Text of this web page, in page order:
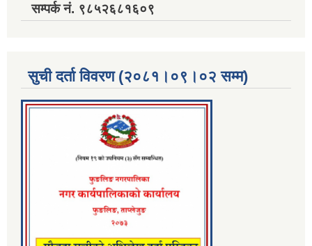
सम्पर्क नं. ९८५२६८१६०९
सुची दर्ता विवरण (२०८१।०९।०२ सम्म)